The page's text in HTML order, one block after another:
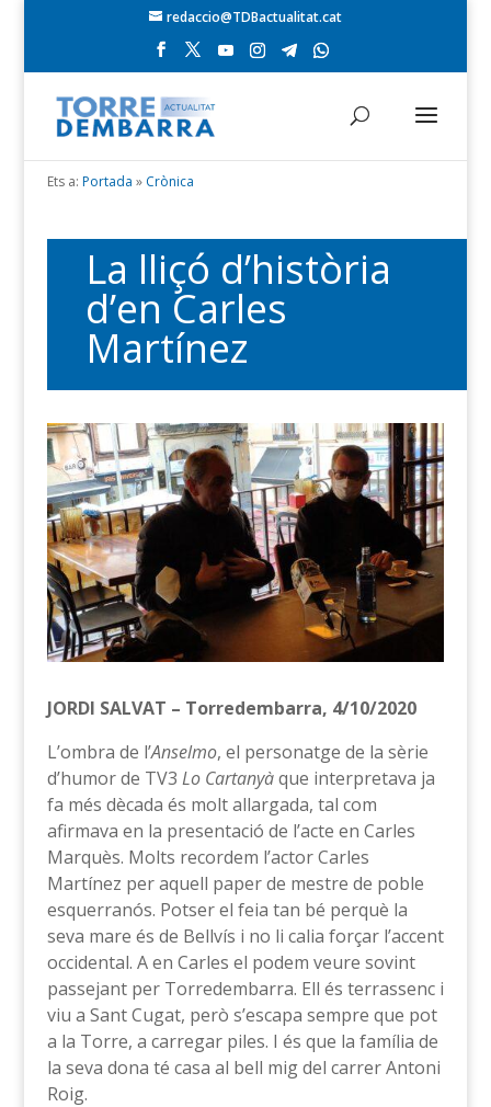
redaccio@TDBactualitat.cat
Ets a: Portada » Crònica
La lliçó d’història
d’en Carles
Martínez
JORDI SALVAT – Torredembarra, 4/10/2020
L’ombra de l’Anselmo, el personatge de la sèrie
d’humor de TV3 Lo Cartanyàque interpretava ja
fa més dècada és molt allargada, tal com
afirmava en la presentació de l’acte en Carles
Marquès. Molts recordem l’actor Carles
Martínez per aquell paper de mestre de poble
esquerranós. Potser el feia tan bé perquè la
seva mare és de Bellvís i no li calia forçar l’accent
occidental. A en Carles el podem veure sovint
passejant per Torredembarra. Ell és terrassenc i
viu a Sant Cugat, però s’escapa sempre que pot
a la Torre, a carregar piles. I és que la família de
la seva dona té casa al bell mig del carrer Antoni
Roig.